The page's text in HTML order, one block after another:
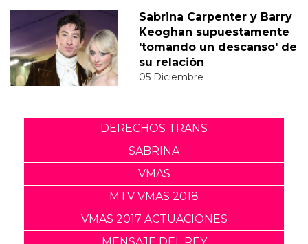
Sabrina Carpenter y Barry
Keoghan supuestamente
'tomando un descanso' de
su relación
05 Diciembre
DERECHOS TRANS
SABRINA
VMAS
MTV VMAS 2018
VMAS 2017 ACTUACIONES